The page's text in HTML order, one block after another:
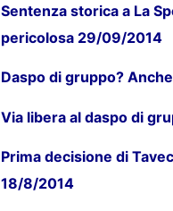
Sentenza storica a La
pericolosa 29/09/2014
Daspo di gruppo?
Via libera al daspo di
Prima decisione di
18/8/2014